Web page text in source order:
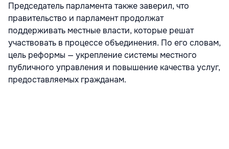
Председатель парламента также заверил, что
правительство и парламент продолжат
поддерживать местные власти, которые решат
участвовать в процессе объединения. По его словам,
цель реформы — укрепление системы местного
публичного управления и повышение качества услуг,
предоставляемых гражданам.